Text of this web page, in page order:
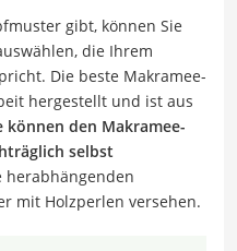
gibt, können Sie
die Ihrem
Die beste Makramee-
hergestellt und ist aus
können den Makramee-
selbst
herabhängenden
mit Holzperlen versehen.